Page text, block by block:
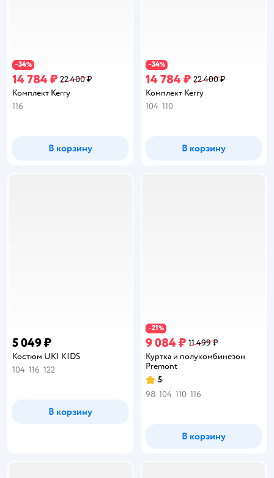
−34%
14 784 ₽ 22 400 ₽
Комплект Kerry
116
В корзину
−34%
14 784 ₽ 22 400 ₽
Комплект Kerry
104 110
В корзину
5 049 ₽
Костюм UKI KIDS
104 116 122
В корзину
−21%
9 084 ₽ 11 499 ₽
Куртка и полукомбинезон
Premont
Рейтинг:
5
98 104 110 116
В корзину